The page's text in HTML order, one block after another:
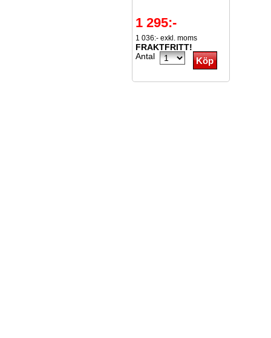
1 295:-
1 036:- exkl. moms
FRAKTFRITT!
Antal